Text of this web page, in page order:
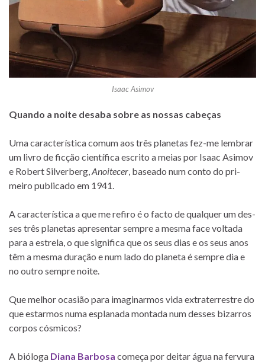
Isaac Asimov
Quando a noite de­saba so­bre as nos­sas cabeças
Uma ca­rac­te­rís­tica co­mum aos três pla­ne­tas fez-me lem­brar
um li­vro de fic­ção ci­en­tí­fica es­crito a meias por Isaac Asimov
e Robert Silverberg,Anoitecer, ba­se­ado num conto do pri­
meiro pu­bli­cado em 1941.
A ca­rac­te­rís­tica a que me re­firo é o facto de qual­quer um des­
ses três pla­ne­tas apre­sen­tar sem­pre a mesma face vol­tada
para a es­trela, o que sig­ni­fica que os seus dias e os seus anos
têm a mesma du­ra­ção e num lado do pla­neta é sem­pre dia e
no ou­tro sem­pre noite.
Que me­lhor oca­sião para ima­gi­nar­mos vida ex­tra­ter­res­tre do
que es­tar­mos numa es­pla­nada mon­tada num des­ses bi­zar­ros
cor­pos cósmicos?
A bió­loga Diana Barbosa co­meça por dei­tar água na fer­vura